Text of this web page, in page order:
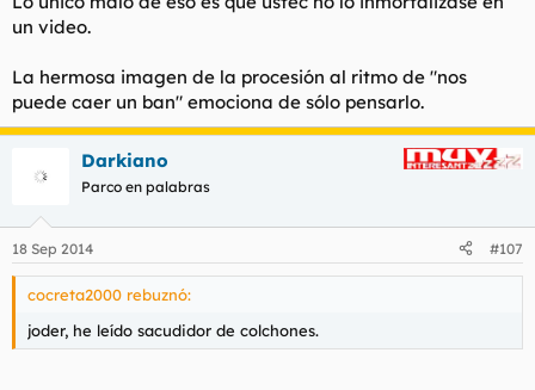
un video.
La hermosa imagen de la procesión al ritmo de "nos
puede caer un ban" emociona de sólo pensarlo.
Darkiano
Parco en palabras
18 Sep 2014 #107
cocreta2000 rebuznó:
joder, he leído sacudidor de colchones.